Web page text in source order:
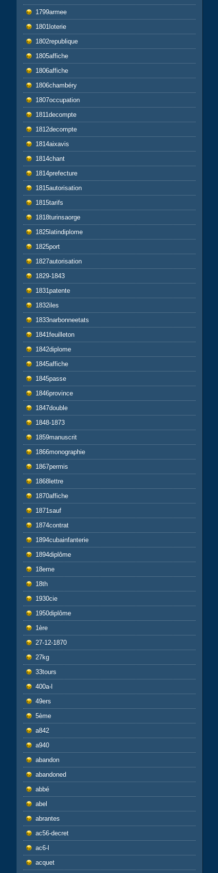
1799armee
1801loterie
1802republique
1805affiche
1806affiche
1806chambéry
1807occupation
1811decompte
1812decompte
1814aixavis
1814chant
1814prefecture
1815autorisation
1815tarifs
1818turinsaorge
1825latindiplome
1825port
1827autorisation
1829-1843
1831patente
1832iles
1833narbonneetats
1841feuilleton
1842diplome
1845affiche
1845passe
1846province
1847double
1848-1873
1859manuscrit
1866monographie
1867permis
1868lettre
1870affiche
1871sauf
1874contrat
1894cubainfanterie
1894diplôme
18eme
18th
1930cie
1950diplôme
1ère
27-12-1870
27kg
33tours
400a-l
49ers
5ème
a842
a940
abandon
abandoned
abbé
abel
abrantes
ac56-decret
ac6-l
acquet